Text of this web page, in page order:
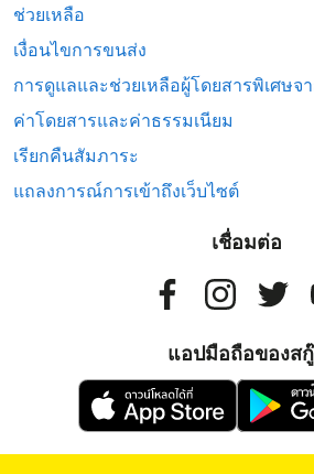
ช่วยเหลือ
เงื่อนไขการขนส่ง
การดูแลและช่วยเหลือผู้โดยสารพิเศษจ
ค่าโดยสารและค่าธรรมเนียม
เรียกคืนสัมภาระ
แถลงการณ์การเข้าถึงเว็บไซต์
เชื่อมต่อ
แอปมือถือของส